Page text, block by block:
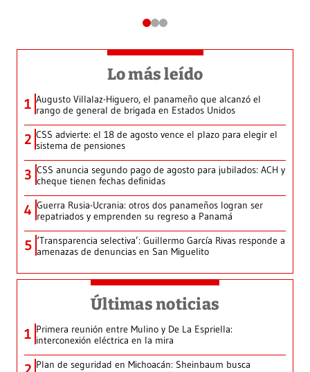
Lo más leído
1 Augusto Villalaz-Higuero, el panameño que alcanzó el
rango de general de brigada en Estados Unidos
2 CSS advierte: el 18 de agosto vence el plazo para elegir el
sistema de pensiones
3 CSS anuncia segundo pago de agosto para jubilados: ACH y
cheque tienen fechas definidas
4 Guerra Rusia-Ucrania: otros dos panameños logran ser
repatriados y emprenden su regreso a Panamá
5 ‘Transparencia selectiva’: Guillermo García Rivas responde a
amenazas de denuncias en San Miguelito
Últimas noticias
1 Primera reunión entre Mulino y De La Espriella:
interconexión eléctrica en la mira
Plan de seguridad en Michoacán: Sheinbaum busca